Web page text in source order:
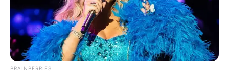
ΤΑΥΤΟΤΗΤΑ ΚΑΙ ΕΠΙΚΟΙΝΩΝΙΑ ΟΡΟΙ ΧΡΗΣΗΣ
BRAINBERRIES